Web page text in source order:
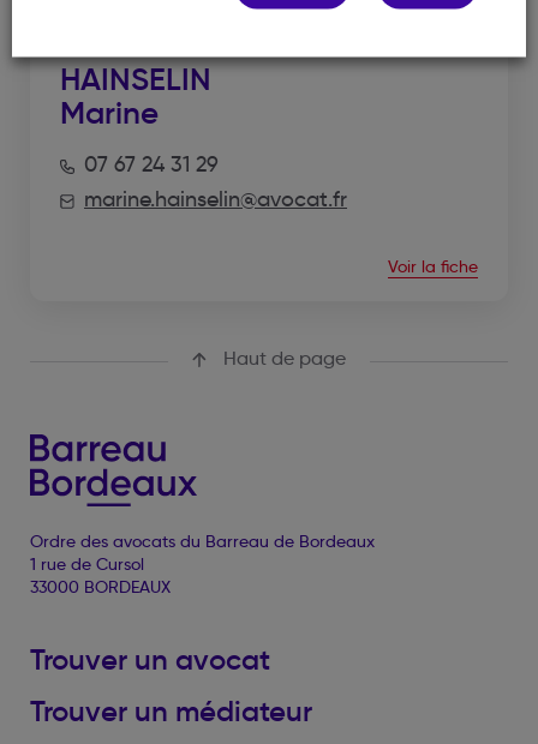
HAINSELIN
Marine
07 67 24 31 29
marine.hainselin@avocat.fr
Voir la fiche
Haut de page
Ordre des avocats du Barreau de Bordeaux
1 rue de Cursol
33000 BORDEAUX
Trouver un avocat
Trouver un médiateur